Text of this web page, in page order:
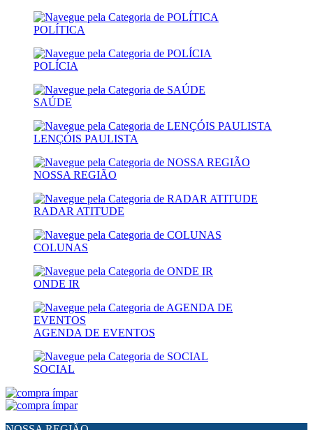
POLÍTICA
POLÍCIA
SAÚDE
LENÇÓIS PAULISTA
NOSSA REGIÃO
RADAR ATITUDE
COLUNAS
ONDE IR
AGENDA DE EVENTOS
SOCIAL